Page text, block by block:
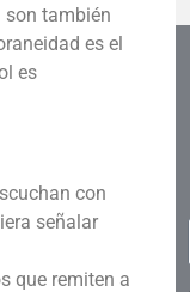
son también
es el
es
con
señalar
que remiten a